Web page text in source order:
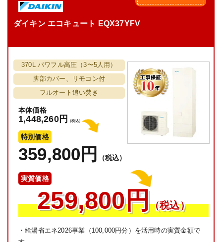
ダイキン エコキュート EQX37YFV
370L パワフル高圧（3〜5人用）
脚部カバー、リモコン付
フルオート追い焚き
本体価格
1,448,260円 （税込）
特別価格
359,800円 （税込）
実質価格
259,800円（税込）
・給湯省エネ2026事業（100,000円分）を活用時の実質金額で